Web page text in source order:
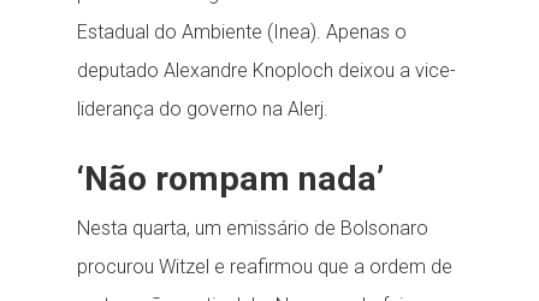
Estadual do Ambiente (Inea). Apenas o
deputado Alexandre Knoploch deixou a vice-
liderança do governo na Alerj.
‘Não rompam nada’
Nesta quarta, um emissário de Bolsonaro
procurou Witzel e reafirmou que a ordem de